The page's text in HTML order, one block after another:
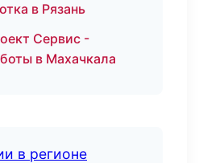
в Рязань
Сервис -
в Махачкала
в регионе